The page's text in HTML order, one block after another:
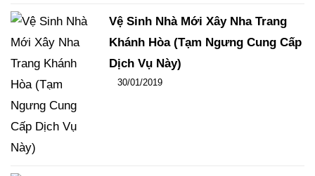
Vệ Sinh Nhà Mới Xây Nha Trang
Khánh Hòa (Tạm Ngưng Cung Cấp
Dịch Vụ Này)
Đăng ngày
30/01/2019